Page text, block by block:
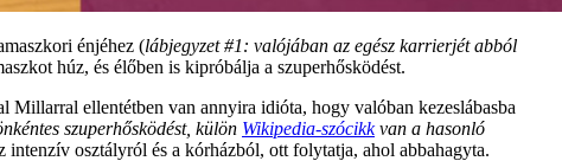
énjéhez (lábjegyzet #1: valójában az egész karrierjét abból
húz, és élőben is kipróbálja a szuperhősködést.
ellentétben van annyira idióta, hogy valóban kezeslábasba
szuperhősködést, külön Wikipedia-szócikkvan a hasonló
osztályról és a kórházból, ott folytatja, ahol abbahagyta.